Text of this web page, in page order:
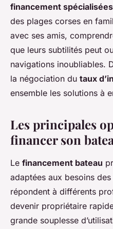
financement spécialisées
des plages corses en
avec ses amis,
que leurs subtilités peut
navigations inoubliables.
la négociation du taux
ensemble les solutions à
Les principales
financer son
Le financement bateau
adaptées aux besoins
répondent à différents
devenir propriétaire
grande souplesse